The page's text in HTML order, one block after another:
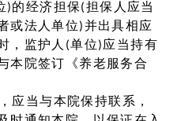
的经济担保(担保人应当
或法人单位)并出具相应
，监护人(单位)应当持有
本院签订《养老服务合
应当与本院保持联系，